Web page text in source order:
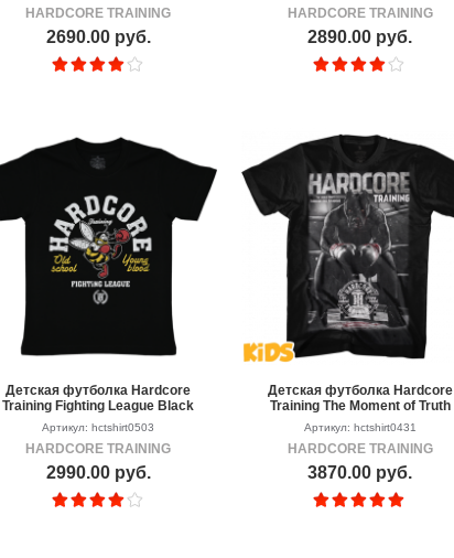
HARDCORE TRAINING
2690.00 руб.
HARDCORE TRAINING
2890.00 руб.
Детская футболка Hardcore
Training Fighting League Black
Артикул: hctshirt0503
HARDCORE TRAINING
2990.00 руб.
Детская футболка Hardcore
Training The Moment of Truth
Артикул: hctshirt0431
HARDCORE TRAINING
3870.00 руб.